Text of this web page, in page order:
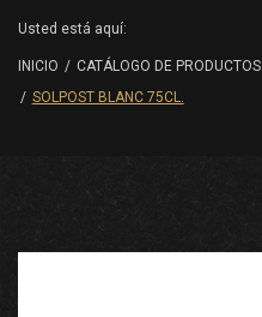
Usted está aquí:
INICIO / CATÁLOGO DE PRODUCTOS
/ SOLPOST BLANC 75CL.